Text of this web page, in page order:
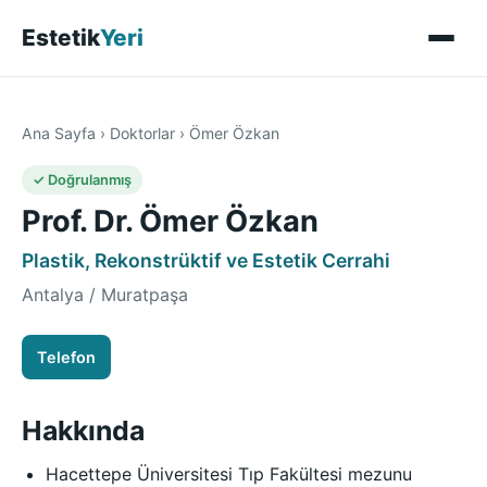
EstetikYeri
Ana Sayfa › Doktorlar › Ömer Özkan
✓ Doğrulanmış
Prof. Dr. Ömer Özkan
Plastik, Rekonstrüktif ve Estetik Cerrahi
Antalya / Muratpaşa
Telefon
Hakkında
Hacettepe Üniversitesi Tıp Fakültesi mezunu